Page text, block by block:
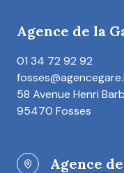
Agence de la
01 34 72 92 92
58 Avenue Henri
95470 Fosses
Agence